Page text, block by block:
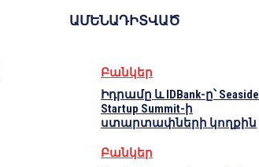
ԱՄԵՆԱԴԻՏՎԱԾ
Բանկեր
Իդրամը և IDBank-ը՝ Seaside
Startup Summit-ի
ստարտափների կողքին
Բանկեր